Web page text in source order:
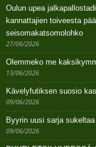
Oulun upea
kannattajien toiveesta
seisomakatsomolohko
27/06/2026
Olemmeko me
13/06/2026
Kävelyfutiksen suosio
09/06/2026
Byyrin uusi sarja
09/06/2026